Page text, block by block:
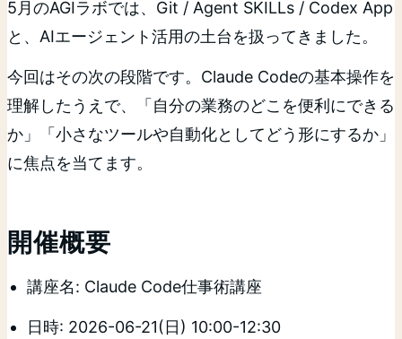
5月のAGIラボでは、Git / Agent SKILLs / Codex App
と、AIエージェント活用の土台を扱ってきました。
今回はその次の段階です。Claude Codeの基本操作を
理解したうえで、「自分の業務のどこを便利にできる
か」「小さなツールや自動化としてどう形にするか」
に焦点を当てます。
開催概要
講座名: Claude Code仕事術講座
日時: 2026-06-21(日) 10:00-12:30